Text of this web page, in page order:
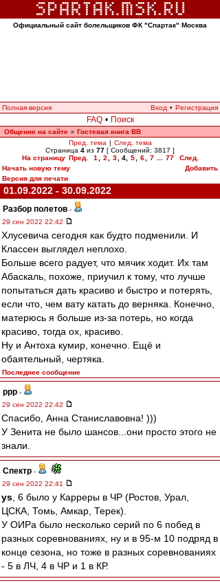
Официальный сайт болельщиков ФК "Спартак" Москва
Полная версия Вход • Регистрация
FAQ • Поиск
Общение на сайте » Гостевая книга ВВ
Пред. тема | След. тема
Страница 4 из 77 [ Сообщений: 3817 ]
На страницу Пред. 1 2 3 4, 5 6 7 77
След.
Начать новую тему
Добавить
Версия для печати
01.09.2022 - 30.09.2022
Разбор полетов -
29 сен 2022 22:42
Хлусевича сегодня как будто подменили. И
Классен выглядел неплохо.
Больше всего радует, что мячик ходит. Их там
Абаскаль, похоже, приучил к тому, что лучше
попытаться дать красиво и быстро и потерять,
если что, чем вату катать до верняка. Конечно,
матерюсь я больше из-за потерь, но когда
красиво, тогда ох, красиво.
Ну и Антоха кумир, конечно. Ещё и
обаятельный, чертяка.
Последнее сообщение
ppp -
29 сен 2022 22:42
Спасибо, Анна Станиславовна! )))
У Зенита не было шансов...они просто этого не
знали.
Спектр -
29 сен 2022 22:41
ys , 6 было у Карреры в ЧР (Ростов, Урал,
ЦСКА, Томь, Амкар, Терек).
У ОИРа было несколько серий по 6 побед в
разных соревнованиях, ну и в 95-м 10 подряд в
конце сезона, но тоже в разных соревнованиях
- 5 в ЛЧ, 4 в ЧР и 1 в КР.